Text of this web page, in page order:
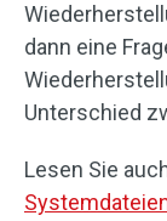
dann eine
Unterschied
Lesen Sie